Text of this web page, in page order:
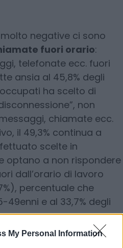
My Personal Information
negative ci sono
fuori orario:
telefonate ecc. fuori
ansia al 45,8% degli
ha scelto di
non
chiamate ecc.
il 49,3% continua a
scelte in
optano a non rispondere
dall’orario di lavoro
percentuale che
49enni e al 33,7% degli
© RIPRODUZIONE RISERVATA